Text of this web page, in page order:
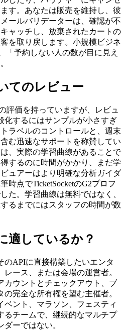
す。あなたは販売を維持し、彼
ールバリデーターは、確認が不
ャッチし、放棄されたカートの
を取り戻します。小規模ビジネ
「予約しない人の数が目に見え
てのレビュー
評価を持っていますが、レビュ
化するにはサンプルが小さすぎ
ラベルのコントロールと、週末
む迅速なサポートを称賛してい
、実際の学習曲線があることで
するのに時間がかかり、まだ学
ュアーはより明確な分析ガイダ
時点でTicketSocketのG2プロフ
た。学習曲線は無料ではなく、
るまでにはスタッフの時間が数
適しているか？
のAPIに直接構築したいエンタ
ース、または会場の運営者。
カウントとチェックアウト、ブ
完全な所有権を望む主催者。
ベント、マラソン、フェスティ
るチームで、継続的なマルチプ
ダーではない。